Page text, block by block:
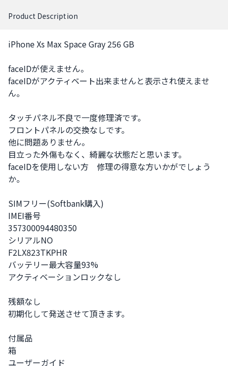
Product Description
iPhone Xs Max Space Gray 256 GB
faceIDが使えません。
faceIDがアクティベート出来ませんと表示され使えませ
ん。
タッチパネル不良で一度修理済です。
フロントパネルの交換なしです。
他に問題ありません。
目立った外傷もなく、綺麗な状態だと思います。
faceIDを使用しない方　修理の得意な方いかがでしょう
か。
SIMフリー(Softbank購入)
IMEI番号
357300094480350
シリアルNO
F2LX823TKPHR
バッテリー最大容量93%
アクティベーションロックなし
残額なし
初期化して発送させて頂きます。
付属品
箱
ユーザーガイド